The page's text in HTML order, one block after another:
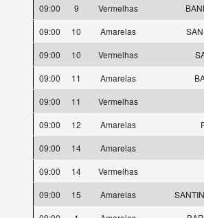
09:00
9 Vermelhas
09:00
10 Amarelas
09:00
10 Vermelhas
09:00
11 Amarelas
09:00
11
Vermelhas
09:00
12 Amarelas
09:00
14
Amarelas
09:00
14
Vermelhas
09:00
15 Amarelas